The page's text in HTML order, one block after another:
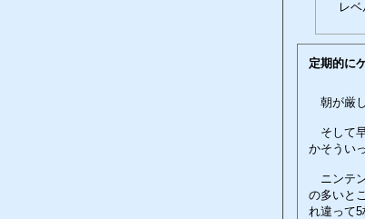
レ
定期的に
朝が厳
そして
かそうい
ニンテ
の多いと
れ違って5